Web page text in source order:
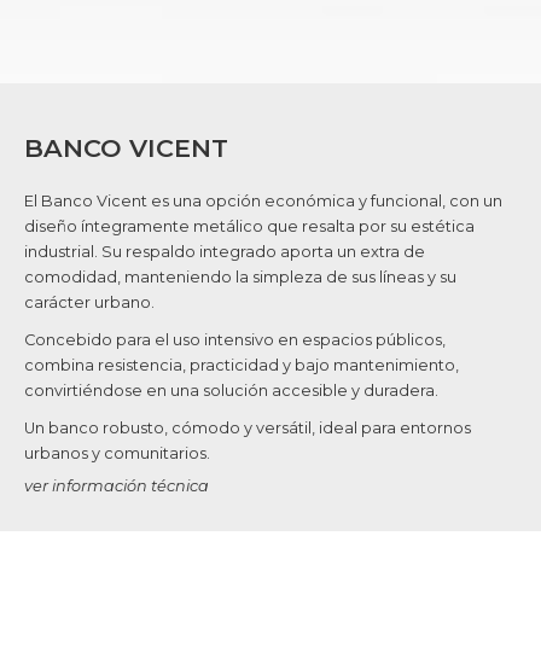
BANCO VICENT
El Banco Vicent es una opción económica y funcional, con un
diseño íntegramente metálico que resalta por su estética
industrial. Su respaldo integrado aporta un extra de
comodidad, manteniendo la simpleza de sus líneas y su
carácter urbano.
Concebido para el uso intensivo en espacios públicos,
combina resistencia, practicidad y bajo mantenimiento,
convirtiéndose en una solución accesible y duradera.
Un banco robusto, cómodo y versátil, ideal para entornos
urbanos y comunitarios.
ver información técnica